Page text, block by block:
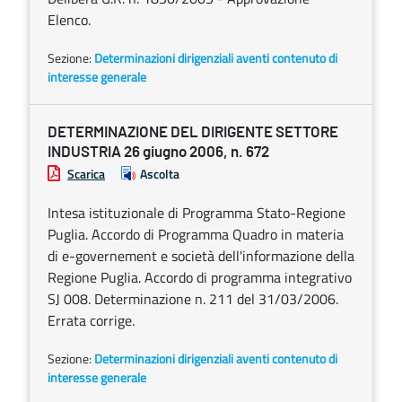
Elenco.
Sezione: Determinazioni dirigenziali aventi contenuto di
interesse generale
DETERMINAZIONE DEL DIRIGENTE SETTORE
INDUSTRIA 26 giugno 2006, n. 672
Scarica Ascolta
Intesa istituzionale di Programma Stato-Regione
Puglia. Accordo di Programma Quadro in materia
di e-governement e società dell'informazione della
Regione Puglia. Accordo di programma integrativo
SJ 008. Determinazione n. 211 del 31/03/2006.
Errata corrige.
Sezione: Determinazioni dirigenziali aventi contenuto di
interesse generale